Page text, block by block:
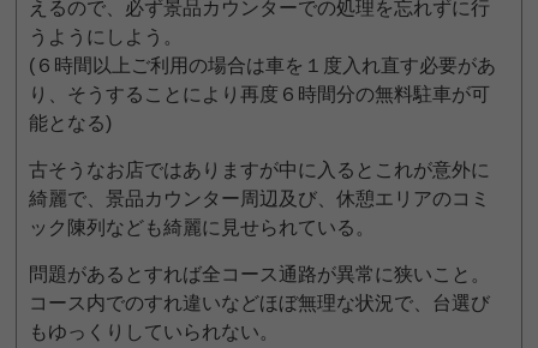
えるので、必ず景品カウンターでの処理を忘れずに行
うようにしよう。
(６時間以上ご利用の場合は車を１度入れ直す必要があ
り、そうすることにより再度６時間分の無料駐車が可
能となる)
古そうなお店ではありますが中に入るとこれが意外に
綺麗で、景品カウンター周辺及び、休憩エリアのコミ
ック陳列なども綺麗に見せられている。
問題があるとすれば全コース通路が異常に狭いこと。
コース内でのすれ違いなどほぼ無理な状況で、台選び
もゆっくりしていられない。